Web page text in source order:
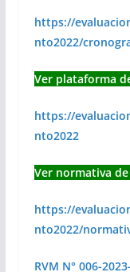
https://
nto2022/
Ver plataforma
https://
nto2022
Ver normativa
https://
nto2022/
RVM N° 006-